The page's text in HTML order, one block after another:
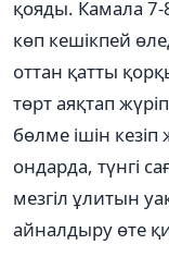
қояды. Камала
көп кешікпей
оттан қатты
төрт аяқтап
бөлме ішін кезіп
ондарда, түнгі
мезгіл ұлитын
айналдыру өте